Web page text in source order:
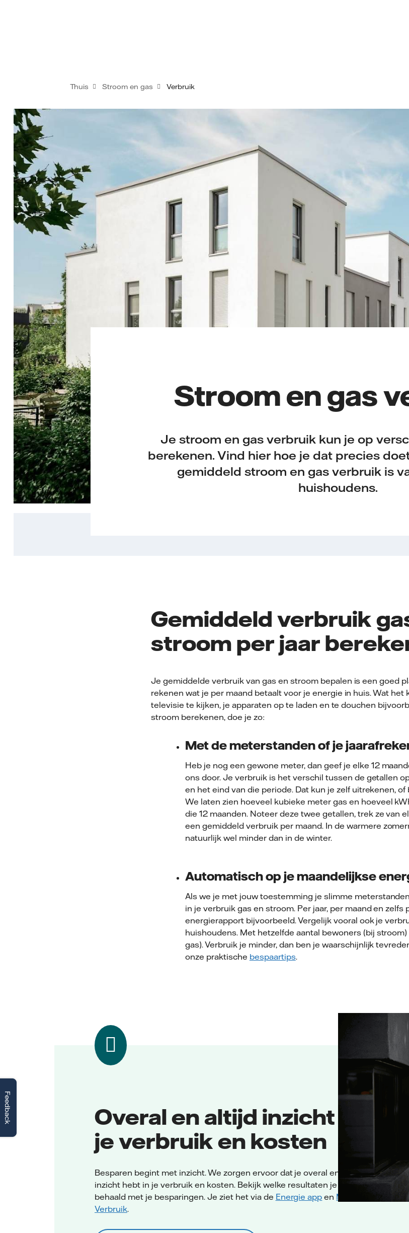
Thuis Stroom en gas Verbruik
Stroom en gas
Je stroom en gas verbruik kun je op
berekenen. Vind hier hoe je dat precies
gemiddeld stroom en gas verbruik is
huishoudens.
Gemiddeld verbruik
stroom per jaar
Je gemiddelde verbruik van gas en stroom bepalen is een goed
rekenen wat je per maand betaalt voor je energie in huis. Wat het
televisie te kijken, je apparaten op te laden en te douchen
stroom berekenen, doe je zo:
Met de meterstanden of je
Heb je nog een gewone meter, dan geef je elke 12
ons door. Je verbruik is het verschil tussen de getallen
en het eind van die periode. Dat kun je zelf uitrekenen,
We laten zien hoeveel kubieke meter gas en hoeveel
die 12 maanden. Noteer deze twee getallen, trek ze van
een gemiddeld verbruik per maand. In de warmere
natuurlijk wel minder dan in de winter.
Automatisch op je maandelijkse
Als we je met jouw toestemming je slimme
in je verbruik gas en stroom. Per jaar, per maand en zelfs
energierapport bijvoorbeeld. Vergelijk vooral ook je
huishoudens. Met hetzelfde aantal bewoners (bij
gas). Verbruik je minder, dan ben je waarschijnlijk
onze praktische bespaartips.
Overal en altijd inzicht in
je verbruik en kosten
Besparen begint met inzicht. We zorgen ervoor dat je overal en altijd
inzicht hebt in je verbruik en kosten. Bekijk welke resultaten je hebt
behaald met je besparingen. Je ziet het via de Energie app en Mijn
Verbruik.
Feedback